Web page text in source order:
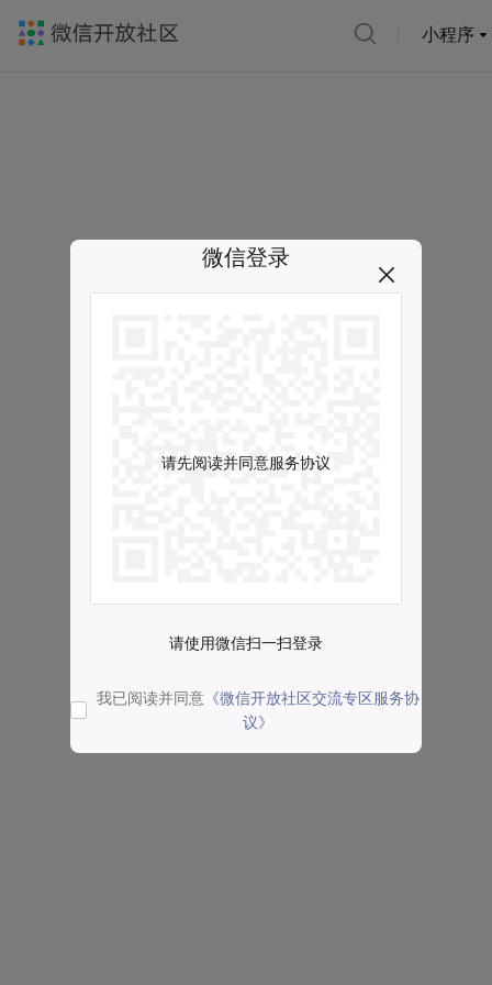
小程序
微信登录
请先阅读并同意服务协议
请使用微信扫一扫登录
我已阅读并同意 《微信开放社区交流专区服务协
议》